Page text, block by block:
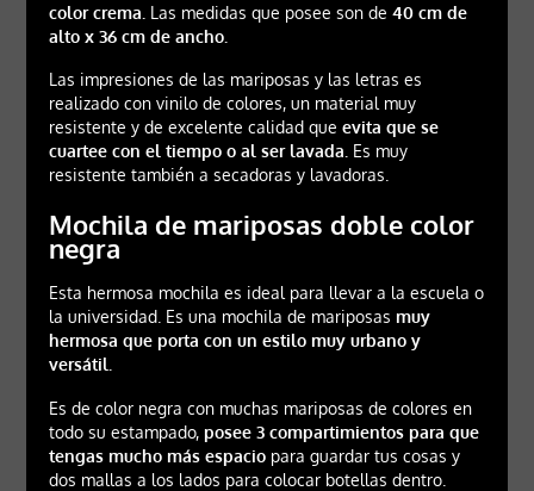
color crema. Las medidas que posee son de 40 cm de
alto x 36 cm de ancho.
Las impresiones de las mariposas y las letras es
realizado con vinilo de colores, un material muy
resistente y de excelente calidad que evita que se
cuartee con el tiempo o al ser lavada. Es muy
resistente también a secadoras y lavadoras.
Mochila de mariposas doble color
negra
Esta hermosa mochila es ideal para llevar a la escuela o
la universidad. Es una mochila de mariposas muy
hermosa que porta con un estilo muy urbano y
versátil.
Es de color negra con muchas mariposas de colores en
todo su estampado, posee 3 compartimientos para que
tengas mucho más espaciopara guardar tus cosas y
dos mallas a los lados para colocar botellas dentro.